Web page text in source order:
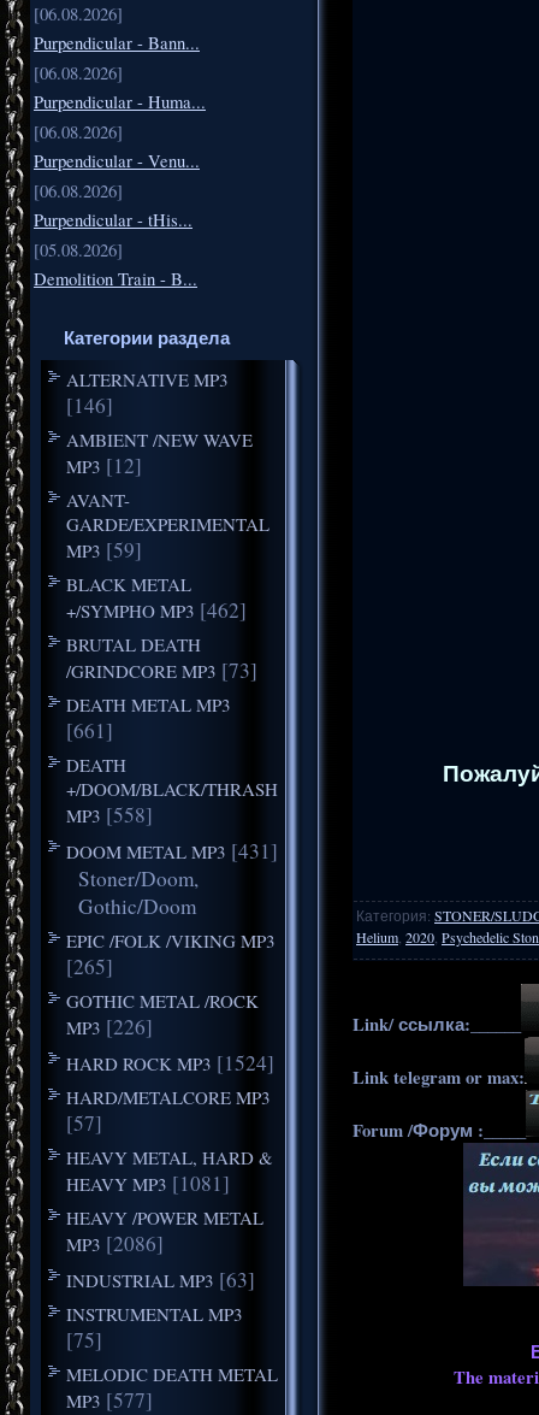
[06.08.2026]
Purpendicular - Bann...
[06.08.2026]
Purpendicular - Huma...
[06.08.2026]
Purpendicular - Venu...
[06.08.2026]
Purpendicular - tHis...
[05.08.2026]
Demolition Train - B...
Категории раздела
ALTERNATIVE MP3
[146]
AMBIENT /NEW WAVE
MP3 [12]
AVANT-
GARDE/EXPERIMENTAL
MP3 [59]
BLACK METAL
+/SYMPHO MP3 [462]
BRUTAL DEATH
/GRINDCORE MP3 [73]
DEATH METAL MP3
[661]
DEATH
+/DOOM/BLACK/THRASH
MP3 [558]
DOOM METAL MP3 [431]
Stoner/Doom,
Gothic/Doom
EPIC /FOLK /VIKING MP3
[265]
GOTHIC METAL /ROCK
MP3 [226]
HARD ROCK MP3 [1524]
HARD/METALCORE MP3
[57]
HEAVY METAL, HARD &
HEAVY MP3 [1081]
HEAVY /POWER METAL
MP3 [2086]
INDUSTRIAL MP3 [63]
INSTRUMENTAL MP3
[75]
MELODIC DEATH METAL
MP3 [577]
Категория: STONER/
Helium 2020 Psychedelic
Link/ ссылка:______
Link telegram or max:
Forum /Форум :_____
The